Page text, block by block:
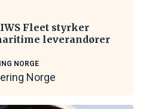
Fleet styrker
leverandører
NORGE
Norge